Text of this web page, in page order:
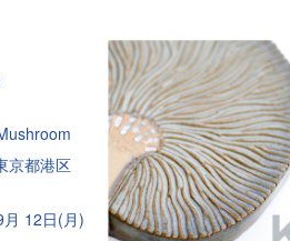
都港区
12日(月)